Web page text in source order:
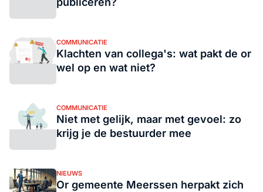
COMMUNICATIE
Klachten van collega's: wat pakt de or
wel op en wat niet?
COMMUNICATIE
Niet met gelijk, maar met gevoel: zo
krijg je de bestuurder mee
NIEUWS
Or gemeente Meerssen herpakt zich